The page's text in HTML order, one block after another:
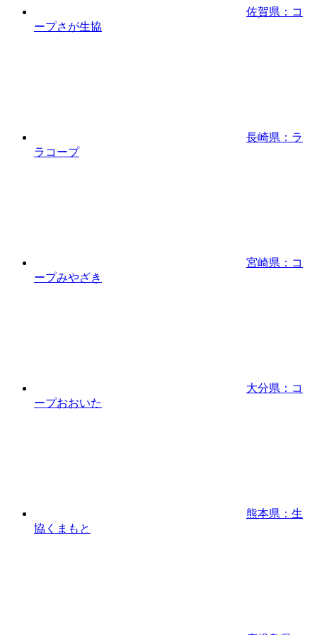
佐賀県：コ
ープさが生協
長崎県：ラ
ラコープ
宮崎県：コ
ープみやざき
大分県：コ
ープおおいた
熊本県：生
協くまもと